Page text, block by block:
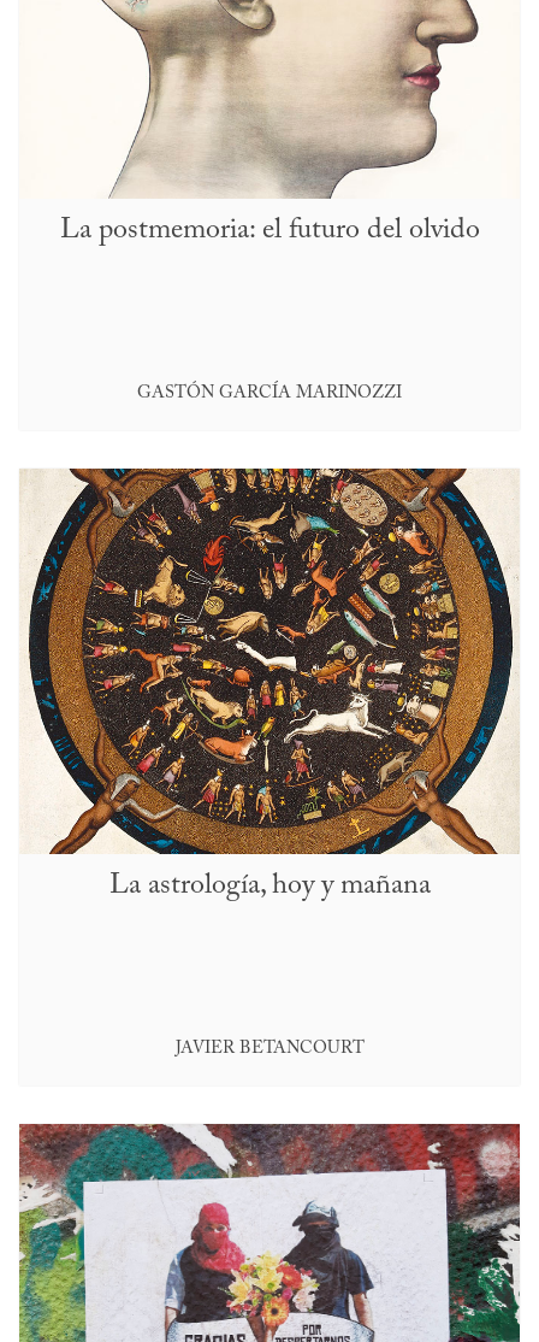
La postmemoria: el futuro del olvido
GASTÓN GARCÍA MARINOZZI
La astrología, hoy y mañana
JAVIER BETANCOURT